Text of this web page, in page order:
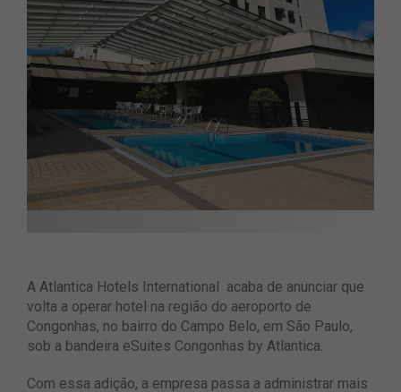
A Atlantica Hotels International acaba de anunciar que
volta a operar hotel na região do aeroporto de
Congonhas, no bairro do Campo Belo, em São Paulo,
sob a bandeira eSuites Congonhas by Atlantica.
Com essa adição, a empresa passa a administrar mais